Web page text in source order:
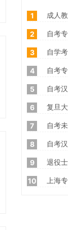
1 成人
2 自考
3 自学
4 自考
5 自考
6 复旦
7 自考
8 自考
9 退役
10 上海